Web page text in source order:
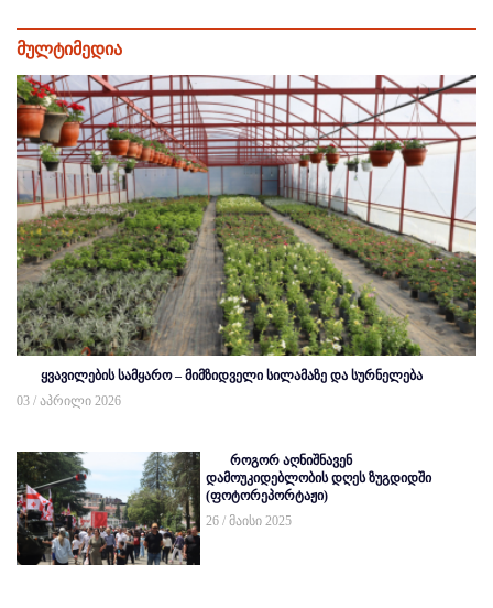
მულტიმედია
ყვავილების სამყარო – მიმზიდველი სილამაზე და სურნელება
03 / აპრილი 2026
როგორ აღნიშნავენ
დამოუკიდებლობის დღეს ზუგდიდში
(ფოტორეპორტაჟი)
26 / მაისი 2025